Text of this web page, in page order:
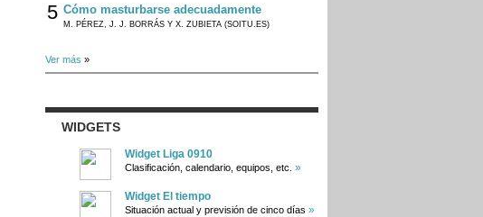
5 Cómo masturbarse adecuadamente
M. PÉREZ, J. J. BORRÁS Y X. ZUBIETA (SOITU.ES)
Ver más »
WIDGETS
Widget Liga 0910
Clasificación, calendario, equipos, etc. »
Widget El tiempo
Situación actual y previsión de cinco días »